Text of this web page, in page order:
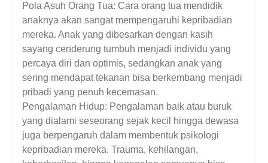
Pola Asuh Orang Tua: Cara orang tua mendidik
anaknya akan sangat mempengaruhi kepribadian
mereka. Anak yang dibesarkan dengan kasih
sayang cenderung tumbuh menjadi individu yang
percaya diri dan optimis, sedangkan anak yang
sering mendapat tekanan bisa berkembang menjadi
pribadi yang penuh kecemasan.
Pengalaman Hidup: Pengalaman baik atau buruk
yang dialami seseorang sejak kecil hingga dewasa
juga berpengaruh dalam membentuk psikologi
kepribadian mereka. Trauma, kehilangan,